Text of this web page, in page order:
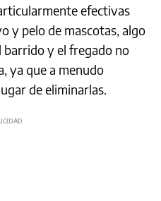
efectivas
y pelo de mascotas, algo
y el fregado no
ya que a menudo
de eliminarlas.